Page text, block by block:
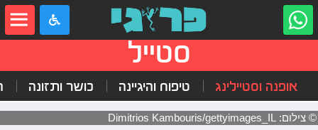
סטייל
אופנה וסטיילינג טיפוח והיגיינה כושר ותזונה
© צילום: Dimitrios Kambouris/gettyimages_IL